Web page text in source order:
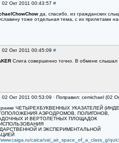
02 Окт 2011 00:43:57 #
ChowChow да, спасибо. из гражданских
тоже отдельная тема, с их прилетами
02 Окт 2011 00:45:09 #
Слига совершенно точно. В обмене слышал
02 Окт 2011 00:53:09 · Поправил: cemichael (02
ЧЕТЫРЕХБУКВЕННЫХ УКАЗАТЕЛЕЙ
АЭРОДРОМОВ, ПОЛИГОНОВ,
И ВЕРТОЛЕТНЫХ ПЛОЩАДОК
И ЭКСПЕРИМЕНТАЛЬНОЙ
caica/val_air_space_of_a_class_g/